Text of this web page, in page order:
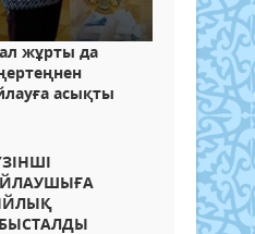
жұрты да
асықты